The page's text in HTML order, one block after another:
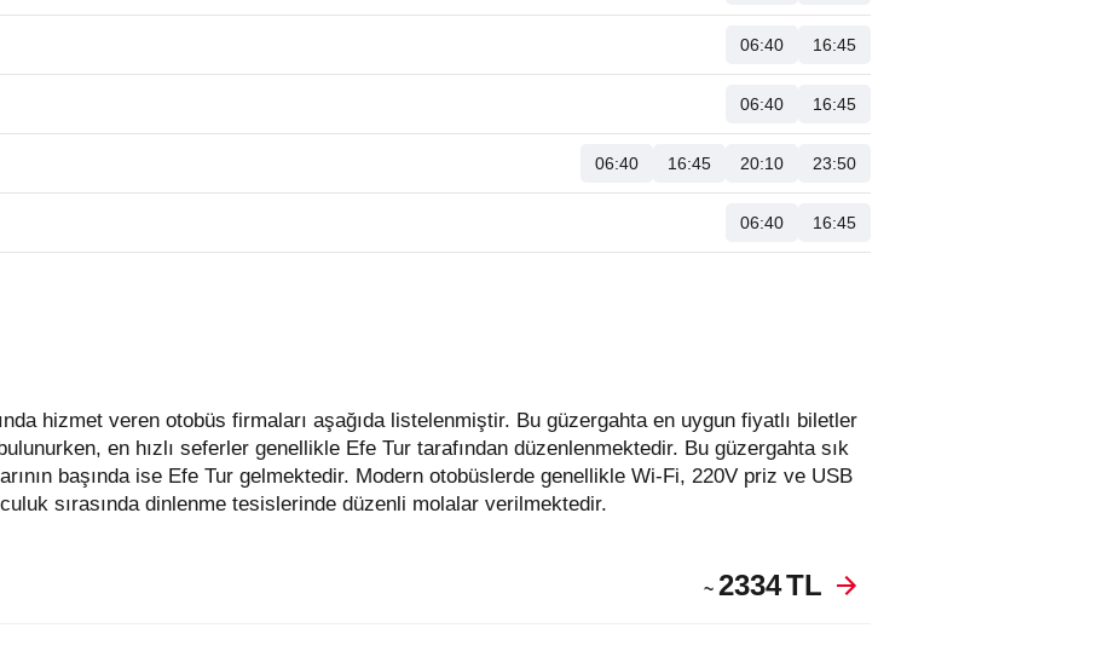
06:40 16:45
06:40 16:45
06:40 16:45 20:10 23:50
06:40 16:45
en hızlı seferler genellikle Efe Tur tarafından düzenlenmektedir. Bu güzergahta sık
başında ise Efe Tur gelmektedir. Modern otobüslerde genellikle Wi-Fi, 220V priz ve USB
sırasında dinlenme tesislerinde düzenli molalar verilmektedir.
~ 2334TL